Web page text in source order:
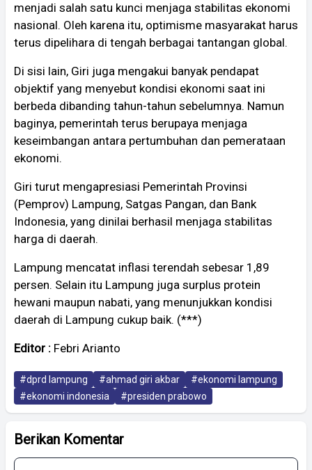
menjadi salah satu kunci menjaga stabilitas ekonomi
nasional. Oleh karena itu, optimisme masyarakat harus
terus dipelihara di tengah berbagai tantangan global.
Di sisi lain, Giri juga mengakui banyak pendapat
objektif yang menyebut kondisi ekonomi saat ini
berbeda dibanding tahun-tahun sebelumnya. Namun
baginya, pemerintah terus berupaya menjaga
keseimbangan antara pertumbuhan dan pemerataan
ekonomi.
Giri turut mengapresiasi Pemerintah Provinsi
(Pemprov) Lampung, Satgas Pangan, dan Bank
Indonesia, yang dinilai berhasil menjaga stabilitas
harga di daerah.
Lampung mencatat inflasi terendah sebesar 1,89
persen. Selain itu Lampung juga surplus protein
hewani maupun nabati, yang menunjukkan kondisi
daerah di Lampung cukup baik. (***)
Editor : Febri Arianto
#dprd lampung #ahmad giri akbar
#ekonomi lampung
#ekonomi indonesia
#presiden prabowo
Berikan Komentar